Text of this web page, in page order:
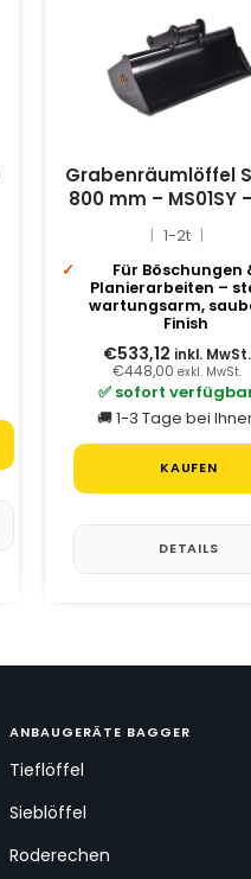
Grabenräumlöffel
800 mm – MS01SY
1-2t
Für Böschungen
Planierarbeiten –
wartungsarm,
Finish
€533,12 inkl. MwSt.
€448,00 exkl. MwSt.
✅ sofort
🚚 1-3 Tage bei
KAUFEN
DETAILS
ANBAUGERÄTE BAGGER
Tieflöffel
Sieblöffel
Roderechen